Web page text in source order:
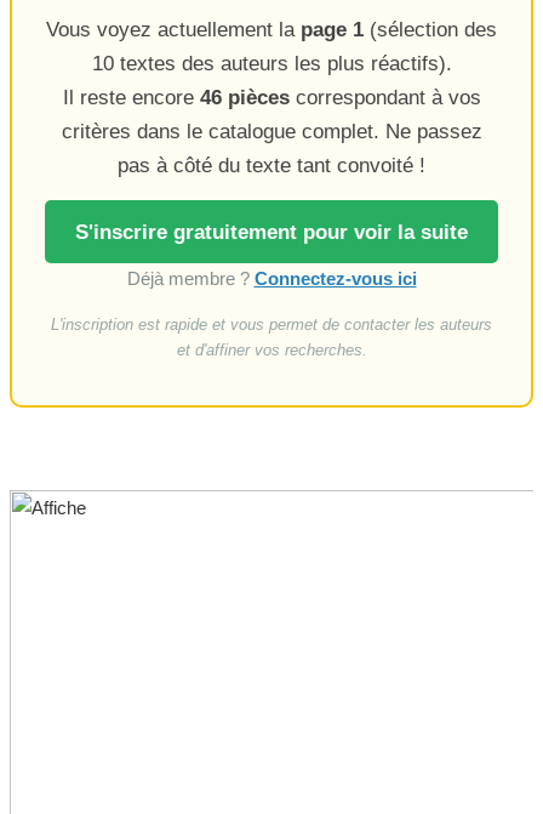
Vous voyez actuellement la page 1 (sélection des
10 textes des auteurs les plus réactifs).
Il reste encore 46 piècescorrespondant à vos
critères dans le catalogue complet. Ne passez
pas à côté du texte tant convoité !
S'inscrire gratuitement pour voir la suite
Déjà membre ? Connectez-vous ici
L'inscription est rapide et vous permet de contacter les auteurs
et d'affiner vos recherches.